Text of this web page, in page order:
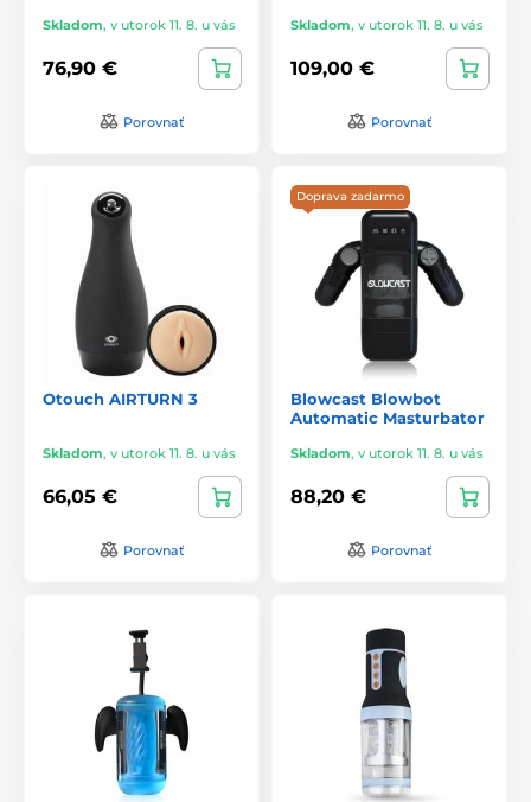
Skladom, v utorok 11. 8. u vás
76,90 €
Porovnať
Skladom, v utorok 11. 8. u vás
109,00 €
Porovnať
Otouch AIRTURN 3
Skladom, v utorok 11. 8. u vás
66,05 €
Porovnať
Doprava zadarmo
Blowcast Blowbot
Automatic Masturbator
Skladom, v utorok 11. 8. u vás
88,20 €
Porovnať